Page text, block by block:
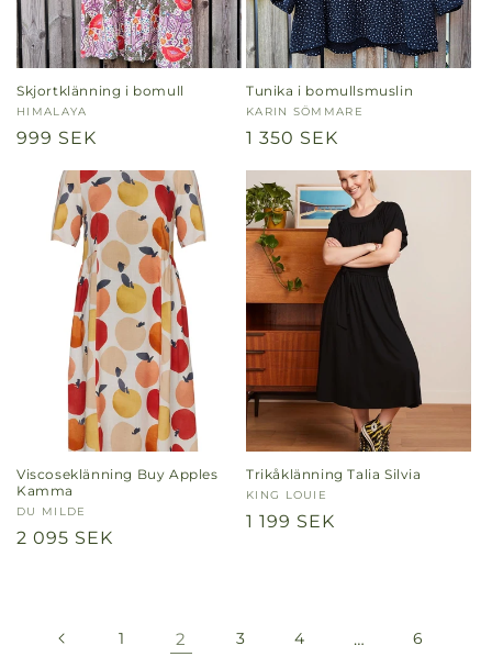
Skjortklänning i bomull
Säljare:
HIMALAYA
Ordinarie
999 SEK
Tunika i bomullsmuslin
Säljare:
KARIN SÖMMARE
Ordinarie
1 350 SEK
Viscoseklänning Buy Apples
Kamma
Säljare:
DU MILDE
Ordinarie
2 095 SEK
Trikåklänning Talia Silvia
Säljare:
KING LOUIE
Ordinarie
1 199 SEK
1 2 3 4 … 6